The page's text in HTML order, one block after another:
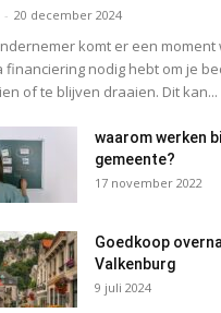
- 20 december 2024
komt er een moment
financiering nodig hebt om je
of te blijven draaien. Dit kan...
waarom werken
gemeente?
17 november 2022
Goedkoop
Valkenburg
9 juli 2024